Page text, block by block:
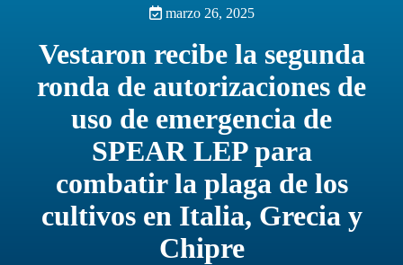
marzo 26, 2025
Vestaron recibe la segunda
ronda de autorizaciones de
uso de emergencia de
SPEAR LEP para
combatir la plaga de los
cultivos en Italia, Grecia y
Chipre